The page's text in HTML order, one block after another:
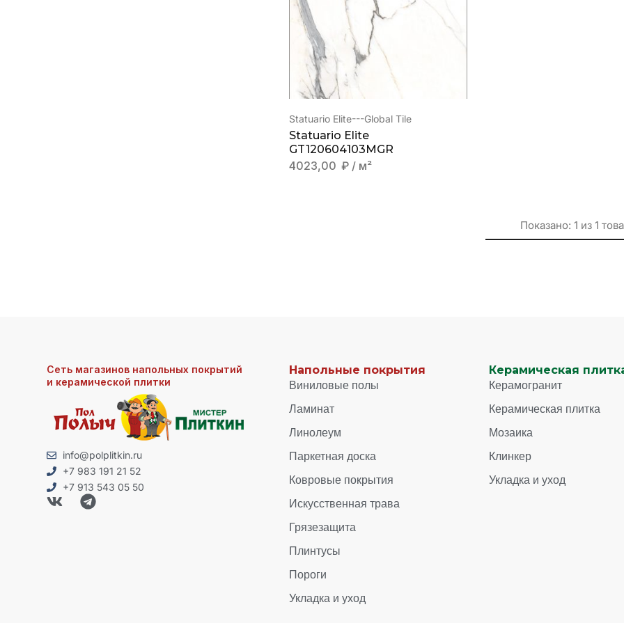
Statuario Elite---Global Tile
Statuario Elite
GT120604103MGR
4023,00 ₽ / м²
Показано: 1 из 1
Сеть магазинов напольных покрытий
и керамической плитки
info@polplitkin.ru
+7 983 191 21 52
+7 913 543 05 50
Напольные покрытия
Виниловые полы
Ламинат
Линолеум
Паркетная доска
Ковровые покрытия
Искусственная трава
Грязезащита
Плинтусы
Пороги
Укладка и уход
Керамическая
Керамогранит
Керамическая плитка
Мозаика
Клинкер
Укладка и уход